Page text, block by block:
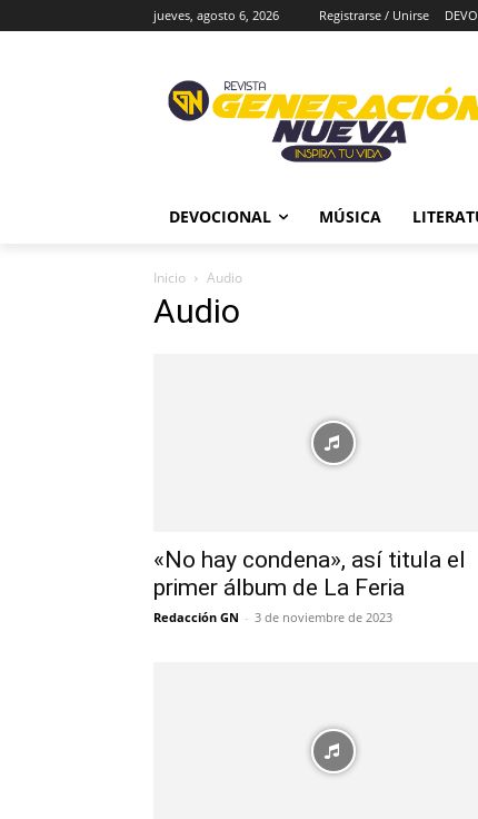
jueves, agosto 6, 2026 Registrarse / Unirse
DEVOCIONAL MÚSICA
Inicio Audio
Audio
«No hay condena», así titula el
primer álbum de La Feria
Redacción GN - 3 de noviembre de 2023